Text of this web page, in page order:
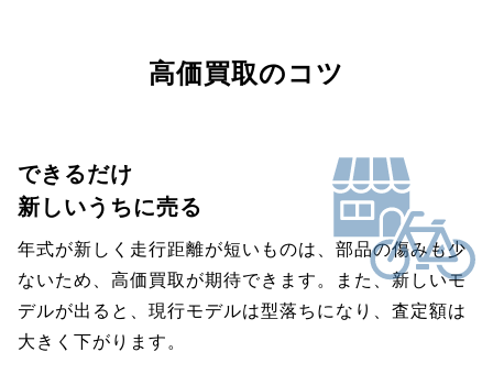
高価買取のコツ
できるだけ
新しいうちに売る
年式が新しく走行距離が短いものは、部品の傷みも少
ないため、高価買取が期待できます。また、新しいモ
デルが出ると、現行モデルは型落ちになり、査定額は
大きく下がります。